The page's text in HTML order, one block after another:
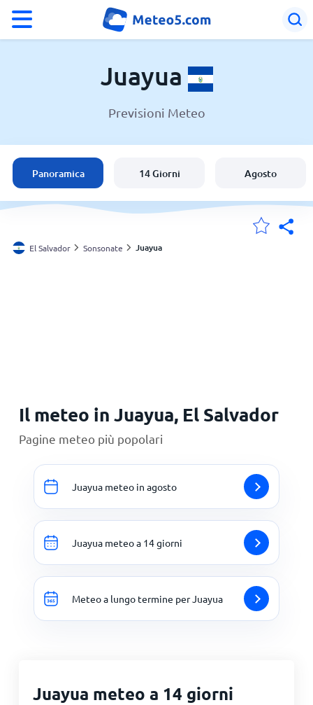
El Salvador
Italia
Svizzera
Juayua
Previsioni Meteo
Panoramica 14 Giorni Agosto
El Salvador Sonsonate Juayua
Il meteo in Juayua, El Salvador
Pagine meteo più popolari
Juayua meteo in agosto
Juayua meteo a 14 giorni
Meteo a lungo termine per Juayua
Juayua meteo a 14 giorni